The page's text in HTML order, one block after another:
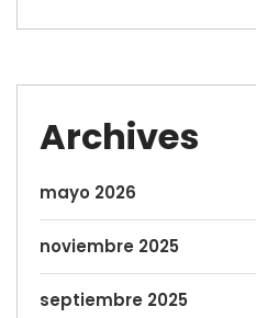
Archives
mayo 2026
noviembre 2025
septiembre 2025